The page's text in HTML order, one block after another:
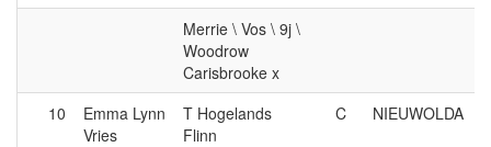
Merrie \ Vos \ 9j \
Woodrow
Carisbrooke x
10
Emma Lynn
Vries
T Hogelands
Flinn
C NIEUWOLDA